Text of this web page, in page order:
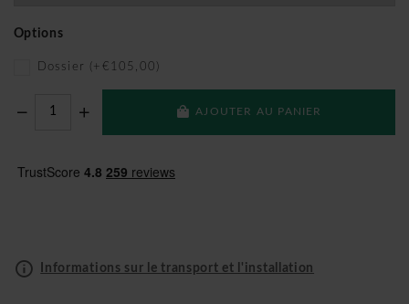
Options
Dossier (+€105,00)
AJOUTER AU PANIER
Informations sur le transport et l'installation